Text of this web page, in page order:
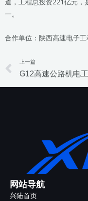
道，工程总投资221亿元，
一。
合作单位：陕西高速电子
Prev
上一篇
网站导航
兴陆首页